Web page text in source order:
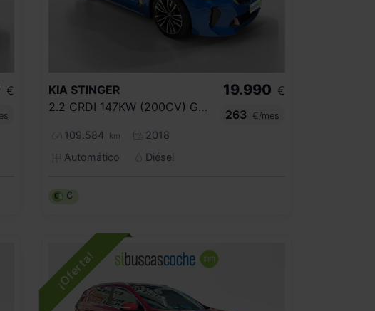
€
KIA STINGER
2.2 CRDI 147KW (200CV) GT LINE 4X4
109.584 km
2018
Automático
Diésel
19.990 €
263
€/mes
C